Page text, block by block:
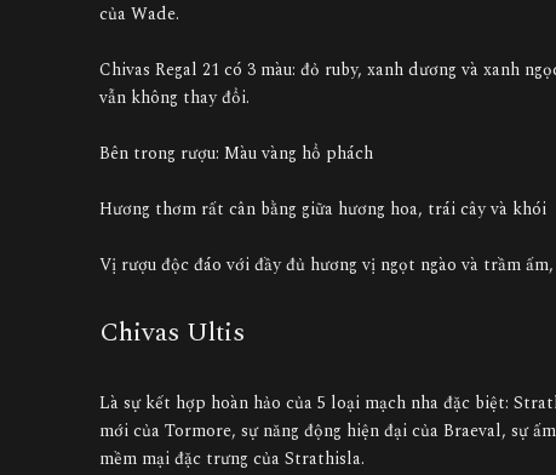
của Wade.
Chivas Regal 21 có 3 màu: đỏ ruby, xanh dương và xanh
vẫn không thay đổi.
Bên trong rượu: Màu vàng hổ phách
Hương thơm rất cân bằng giữa hương hoa, trái cây và khói
Vị rượu độc đáo với đầy đủ hương vị ngọt ngào và trầm
Chivas Ultis
Là sự kết hợp hoàn hảo của 5 loại mạch nha đặc biệt:
mới của Tormore, sự năng động hiện đại của Braeval, sự
mềm mại đặc trưng của Strathisla.